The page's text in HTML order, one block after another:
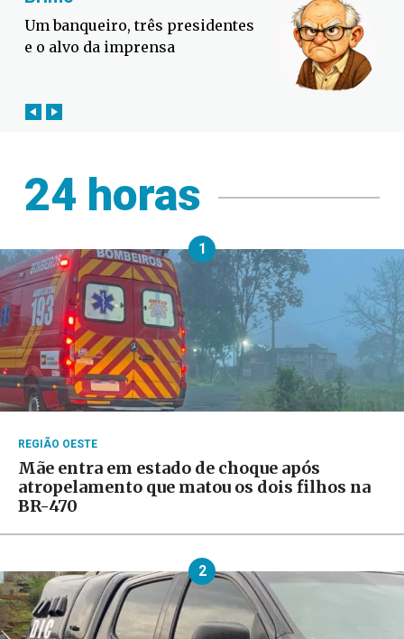
Defesa Civil lança campanha
contra o El Niño em SC
24 horas
1
REGIÃO OESTE
Mãe entra em estado de choque após
atropelamento que matou os dois filhos na
BR-470
2